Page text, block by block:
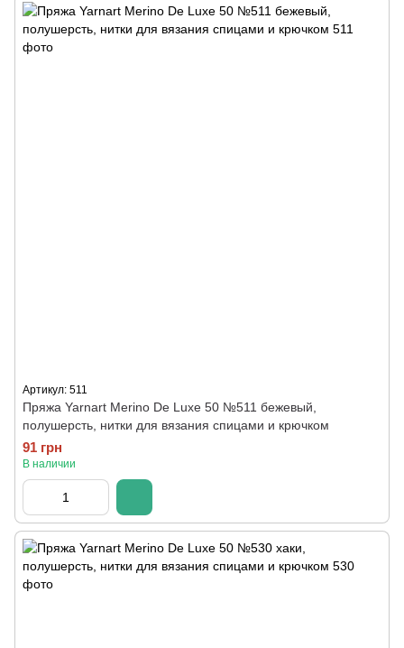
Артикул: 511
Пряжа Yarnart Merino De Luxe 50 №511 бежевый,
полушерсть, нитки для вязания спицами и крючком
91 грн
В наличии